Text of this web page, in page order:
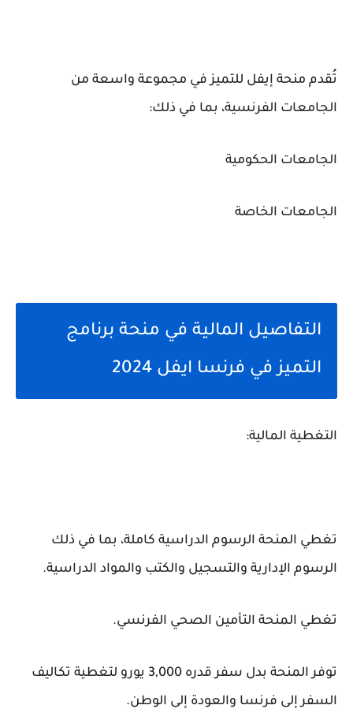
تُقدم منحة إيفل للتميز في مجموعة واسعة من
الجامعات الفرنسية، بما في ذلك:
الجامعات الحكومية
الجامعات الخاصة
التفاصيل المالية في منحة برنامج
التميز في فرنسا ايفل 2024
التغطية المالية:
تغطي المنحة الرسوم الدراسية كاملة، بما في ذلك
الرسوم الإدارية والتسجيل والكتب والمواد الدراسية.
تغطي المنحة التأمين الصحي الفرنسي.
توفر المنحة بدل سفر قدره 3,000 يورو لتغطية تكاليف
السفر إلى فرنسا والعودة إلى الوطن.